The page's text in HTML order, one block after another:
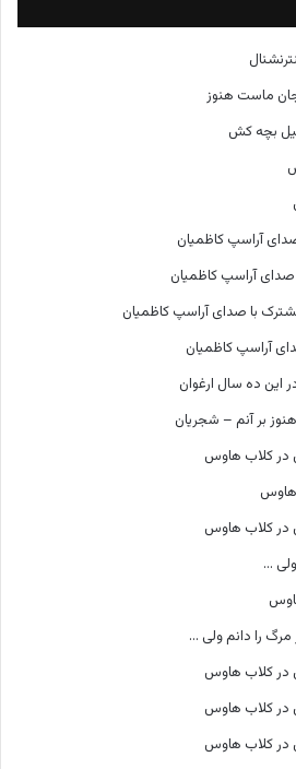
ماست هنوز
بچه کش
آراسپ کاظمیان
آراسپ کاظمیان
با صدای آراسپ کاظمیان
آراسپ کاظمیان
این ده سال ارغوان
بر آنم – شجریان
در کلاب هاوس
هاوس
در کلاب هاوس
…
مرگ را دانم ولی …
در کلاب هاوس
در کلاب هاوس
در کلاب هاوس